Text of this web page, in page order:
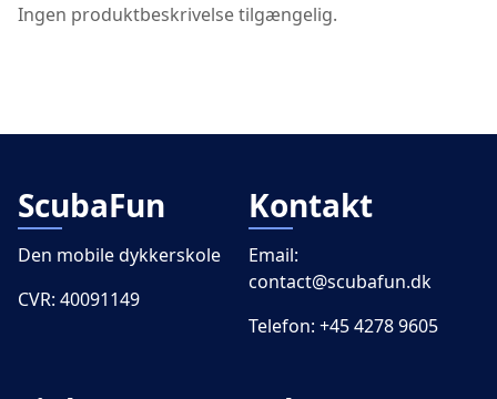
Ingen produktbeskrivelse tilgængelig.
ScubaFun
Den mobile dykkerskole
CVR: 40091149
Kontakt
Email:
contact@scubafun.dk
Telefon: +45 4278 9605